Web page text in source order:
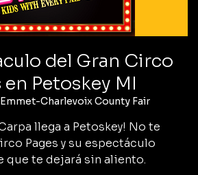
del Gran Circo
en Petoskey MI
Emmet-Charlevoix County Fair
Carpa llega a Petoskey! No te
Pages y su espectáculo
que te dejará sin aliento.